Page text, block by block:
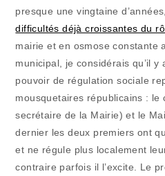
presque une vingtaine
difficultés déjà croissantes du
mairie et en osmose constante
municipal, je considérais qu’il
pouvoir de régulation sociale
mousquetaires républicains : le
secrétaire de la Mairie) et le
dernier les deux premiers ont
et ne régule plus localement
contraire parfois il l’excite. Le